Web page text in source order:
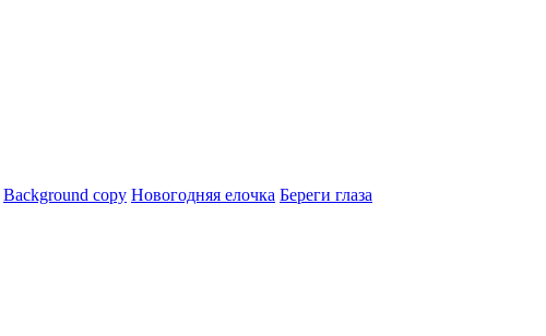
Background copy Новогодняя елочка Береги глаза